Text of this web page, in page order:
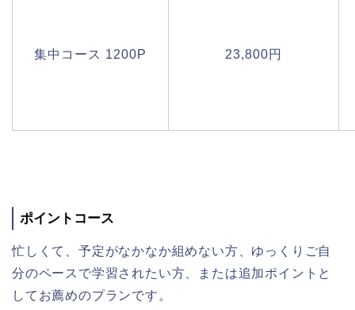
集中コース 1200P 23,800円
ポイントコース
忙しくて、予定がなかなか組めない方、ゆっくりご自
分のペースで学習されたい方、または追加ポイントと
してお薦めのプランです。